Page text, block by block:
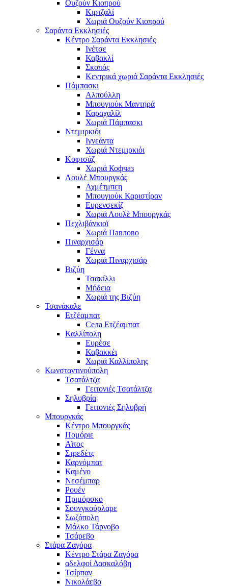
Ουζούν Κιοπρού
Κιρτζαλί
Χωριά Ουζούν Κιοπρού
Σαράντα Εκκλησιές
Κέντρο Σαράντα Εκκλησιές
Ινέτσε
Καβακλί
Σκοπός
Κεντρικά χωριά Σαράντα Εκκλησιές
Πάμπασκι
Αλπούλλη
Μπουγιούκ Μαντηρά
Καραχαλίλ
Χωριά Πάμπασκι
Ντεμιρκιόι
Ιγνεάντα
Χωριά Ντεμιρκιόι
Κοφτσάζ
Χωριά Кофчаз
Λουλέ Μπουργκάς
Αχμέτμπεη
Μπουγιούκ Καριστίραν
Ευρενσεκίζ
Χωριά Λουλέ Μπουργκάς
Πεχλιβάνκιοϊ
Χωριά Павлово
Πιναρχισάρ
Γέννα
Χωριά Πιναρχισάρ
Βιζύη
Τσακίλλι
Μήδεια
Χωριά της Βιζύη
Τσανάκαλε
Ετζέαμπατ
Села Ετζέαμπατ
Καλλίπολη
Ευρέσε
Καβακκέι
Χωριά Καλλίπολης
Κωνσταντινούπολη
Τσατάλτζα
Γειτονιές Τσατάλτζα
Σηλυβρία
Γειτονιές Σηλυβρή
Μπουργκάς
Κέντρο Μπουργκάς
Πομόριε
Αϊτος
Στρεδέτς
Καρνόμπατ
Καμένο
Νεσέμπαρ
Ρουέν
Πριμόρσκο
Σουνγκούρλαρε
Σωζόπολη
Μάλκο Τάρνοβο
Τσάρεβο
Στάρα Ζαγόρα
Κέντρο Στάρα Ζαγόρα
αδελφοί Δασκαλόβη
Τσίρπαν
Νικολάεβο